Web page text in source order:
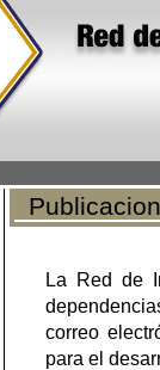
La Red de
correo
para el